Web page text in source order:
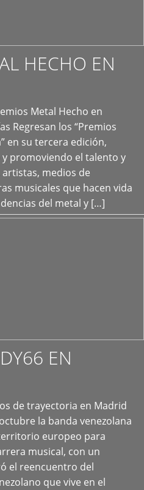
HECHO EN
Metal Hecho en
Regresan los “Premios
en su tercera edición,
promoviendo el talento y
medios de
musicales que hacen vida
del metal y […]
EN
de trayectoria en Madrid
la banda venezolana
europeo para
musical, con un
el reencuentro del
que vive en el